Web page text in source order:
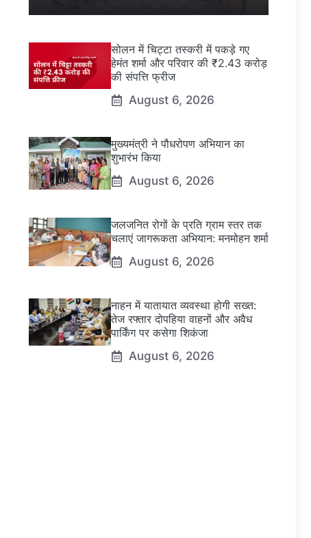
सोलन में चिट्टा तस्करी में पकड़े गए
हेमंत शर्मा और परिवार की ₹2.43 करोड़
की संपत्ति फ्रीज
August 6, 2026
मुख्यमंत्री ने पौधरोपण अभियान का
शुभारंभ किया
August 6, 2026
जलजनित रोगों के प्रति ग्राम स्तर तक
चलाएं जागरूकता अभियान: मनमोहन शर्मा
August 6, 2026
नाहन में यातायात व्यवस्था होगी सख्त:
तेज रफ्तार दोपहिया वाहनों और अवैध
पार्किंग पर कसेगा शिकंजा
August 6, 2026